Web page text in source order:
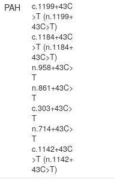
PAH
c.1199+43C
>T (n.1199+
43C>T)
c.1184+43C
>T (n.1184+
43C>T)
n.958+43C>
T
n.861+43C>
T
c.303+43C>
T
n.714+43C>
T
c.1142+43C
>T (n.1142+
43C>T)